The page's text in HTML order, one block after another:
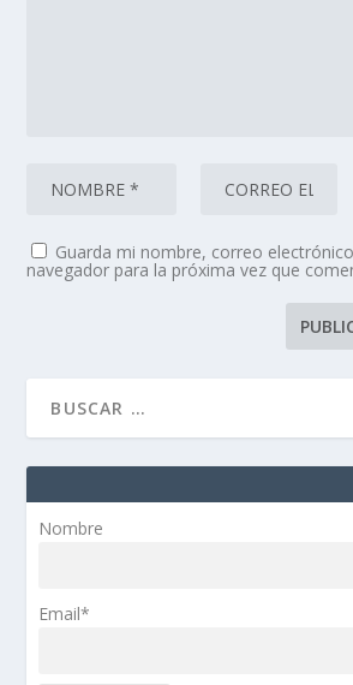
Guarda mi nombre, correo
navegador para la próxima vez que
Nombre
Email*